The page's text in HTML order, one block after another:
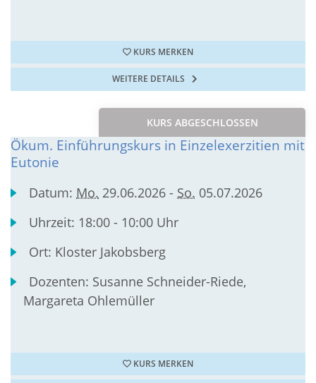
KURS MERKEN
WEITERE DETAILS
KURS ABGESCHLOSSEN
Ökum. Einführungskurs in Einzelexerzitien mit
Eutonie
Datum: Mo. 29.06.2026 - So. 05.07.2026
Uhrzeit: 18:00 - 10:00 Uhr
Ort: Kloster Jakobsberg
Dozenten: Susanne Schneider-Riede,
Margareta Ohlemüller
KURS MERKEN